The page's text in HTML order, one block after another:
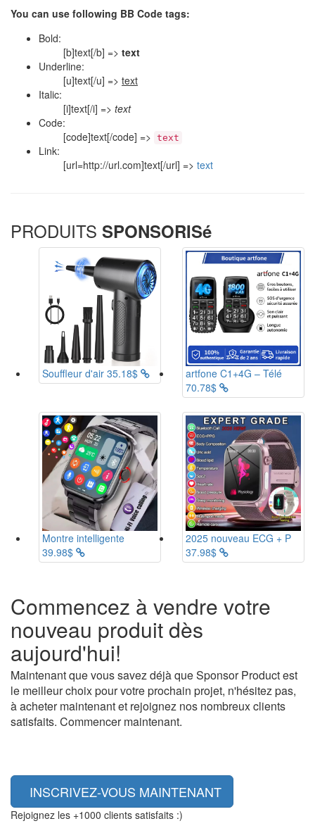
You can use following BB Code tags:
Bold:
[b]text[/b] => text
Underline:
[u]text[/u] => text
Italic:
[i]text[/i] => text
Code:
[code]text[/code] => text
Link:
[url=http://url.com]text[/url] => text
PRODUITS SPONSORISé
Souffleur d'air 35.18$
artfone C1+4G – Télé
70.78$
Montre intelligente
39.98$
2025 nouveau ECG + P
37.98$
Commencez à vendre votre
nouveau produit dès
aujourd'hui!
Maintenant que vous savez déjà que Sponsor Product est
le meilleur choix pour votre prochain projet, n'hésitez pas,
à acheter maintenant et rejoignez nos nombreux clients
satisfaits. Commencer maintenant.
INSCRIVEZ-VOUS MAINTENANT
Rejoignez les +1000 clients satisfaits :)